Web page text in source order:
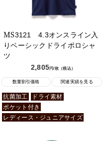
MS3121 4.3オンスライン入
りベーシックドライポロシャ
ツ
2,805円/枚（税込）
数量割引価格 関連実績を見る
抗菌加工
ドライ素材
ポケット付き
レディース・ジュニアサイズ